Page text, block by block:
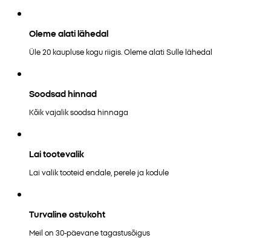
Oleme alati lähedal
Üle 20 kaupluse kogu riigis. Oleme alati Sulle lähedal
Soodsad hinnad
Kõik vajalik soodsa hinnaga
Lai tootevalik
Lai valik tooteid endale, perele ja kodule
Turvaline ostukoht
Meil on 30-päevane tagastusõigus